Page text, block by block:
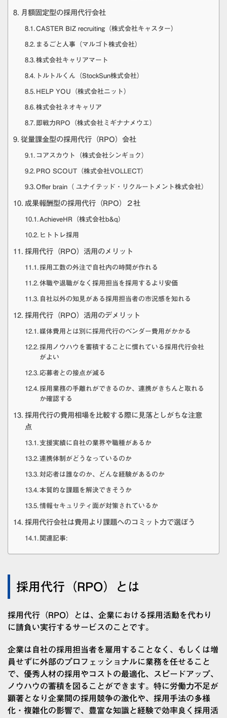
月額固定型の採用代行会社
CASTER BIZ recruiting（株式会社キャスター）
まるごと人事（マルゴト株式会社）
株式会社キャリアマート
トルトルくん（StockSun株式会社）
HELP YOU（株式会社ニット）
株式会社ネオキャリア
即戦力RPO（株式会社ミギナナメウエ）
従量課金型の採用代行（RPO）会社
コアスカウト（株式会社シンギョク）
PRO SCOUT（株式会社VOLLECT）
Offer brain（ ユナイテッド・リクルートメント株式会社）
成果報酬型の採用代行（RPO）２社
AchieveHR（株式会社b&q）
ヒトトレ採用
採用代行（RPO）活用のメリット
採用工数の外注で自社内の時間が作れる
休職や退職がなく採用担当を採用するより安価
自社以外の知見がある採用担当者の市況感を知れる
採用代行（RPO）活用のデメリット
媒体費用とは別に採用代行のベンダー費用がかかる
採用ノウハウを蓄積することに慣れている採用代行会社
がよい
応募者との接点が減る
採用業務の手離れができるのか、連携がきちんと取れる
か確認する
採用代行の費用相場を比較する際に見落としがちな注意
点
支援実績に自社の業界や職種があるか
連携体制がどうなっているのか
対応者は誰なのか、どんな経験があるのか
本質的な課題を解決できそうか
情報セキュリティ面が対策されているか
採用代行会社は費用より課題へのコミット力で選ぼう
関連記事:
採用代行（RPO）とは
採用代行（RPO）とは、企業における採用活動を代わり
に請負い実行するサービスのことです。
企業は自社の採用担当者を雇用することなく、もしくは増
員せずに外部のプロフェッショナルに業務を任せること
で、優秀人材の採用やコストの最適化、スピードアップ、
ノウハウの蓄積を図ることができます。特に労働力不足が
顕著となり企業間の採用競争の激化や、採用手法の多様
化・複雑化の影響で、 豊富な知識と経験で効率良く採用活